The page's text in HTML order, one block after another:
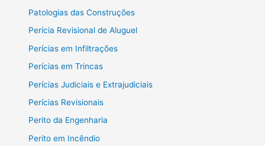
Patologias das Construções
Perícia Revisional de Aluguel
Perícias em Infiltrações
Perícias em Trincas
Perícias Judiciais e Extrajudiciais
Perícias Revisionais
Perito da Engenharia
Perito em Incêndio